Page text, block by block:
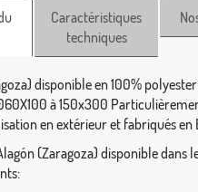
Caractéristiques
techniques
disponible en 100%
à 150x300
en extérieur et fabriqués en
(Zaragoza) disponible dans